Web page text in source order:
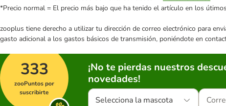
*Precio normal = El precio más bajo que ha tenido el artículo en los
zooplus tiene derecho a utilizar tu dirección de correo electrónico para
gasto adicional a los gastos básicos de transmisión, poniéndote en
333
zooPuntos por
suscribirte
¡No te pierdas nuestros
novedades!
Selecciona la mascota